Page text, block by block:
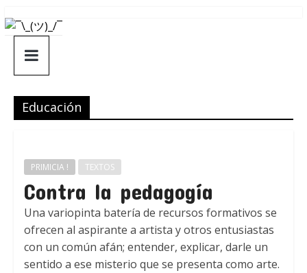
Saltar
al
contenido
¯\_(ツ)_/
¯
Educación
PRIMICIA ! TEXTOS
Contra la pedagogía
Una variopinta batería de recursos formativos se
ofrecen al aspirante a artista y otros entusiastas
con un común afán; entender, explicar, darle un
sentido a ese misterio que se presenta como arte.